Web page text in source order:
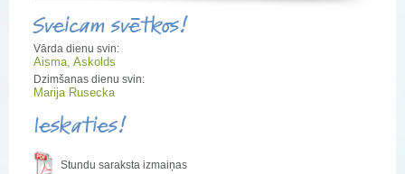
Sveicam svētkos!
Vārda dienu svin:
Aisma, Askolds
Dzimšanas dienu svin:
Marija Rusecka
Ieskaties!
Stundu saraksta izmaiņas